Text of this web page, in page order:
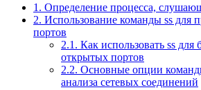
1. Определение процесса,
2. Использование команды ss для
портов
2.1. Как использовать ss для
открытых портов
2.2. Основные опции
анализа сетевых соединений